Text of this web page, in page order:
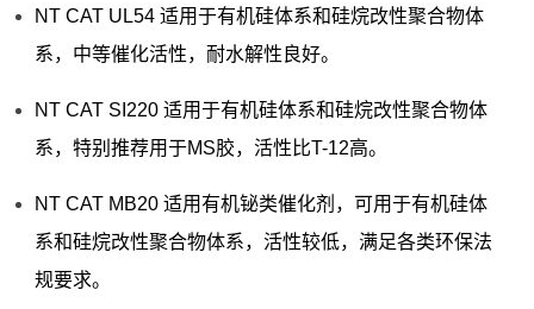
NT CAT UL54 适用于有机硅体系和硅烷改性聚合物体
系，中等催化活性，耐水解性良好。
NT CAT SI220 适用于有机硅体系和硅烷改性聚合物体
系，特别推荐用于MS胶，活性比T-12高。
NT CAT MB20 适用有机铋类催化剂，可用于有机硅体
系和硅烷改性聚合物体系，活性较低，满足各类环保法
规要求。